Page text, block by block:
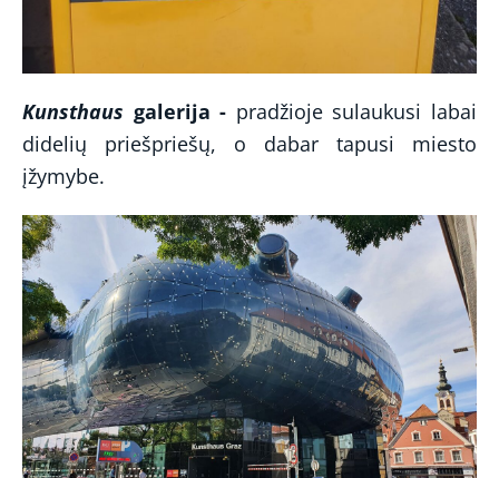
Kunsthaus galerija - pradžioje sulaukusi labai
didelių priešpriešų, o dabar tapusi miesto
įžymybe.